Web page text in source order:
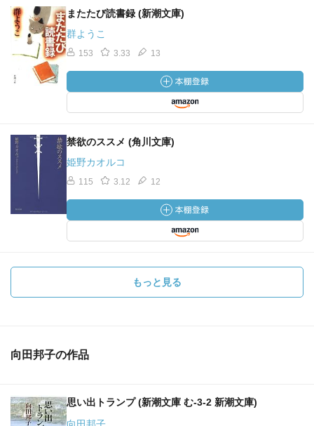
見た話。など。
ちびまる子ちゃんの何巻だったか、欲しいものを中途半
端に手に入れる女 まる子 というフレーズがあったのを
何となく思い出した。
偉い人、ロナルド・リーガン、葉山良二。
ポスト
右と左 に関する話と ポストに関する話。
た話。
またたび読書録 (新潮文庫)
群ようこ
153 3.33 13
禁欲のススメ (角川文庫)
姫野カオルコ
115 3.12 12
もっと見る
向田邦子の作品
思い出トランプ (新潮文庫 む-3-2 新潮文庫)